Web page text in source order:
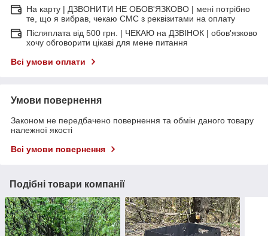
На карту | ДЗВОНИТИ НЕ ОБОВ'ЯЗКОВО | мені потрібно
те, що я вибрав, чекаю СМС з реквізитами на оплату
Післяплата від 500 грн. | ЧЕКАЮ на ДЗВІНОК | обов'язково
хочу обговорити цікаві для мене питання
Всі умови оплати
Умови повернення
Законом не передбачено повернення та обмін даного товару
належної якості
Всі умови повернення
Подібні товари компанії